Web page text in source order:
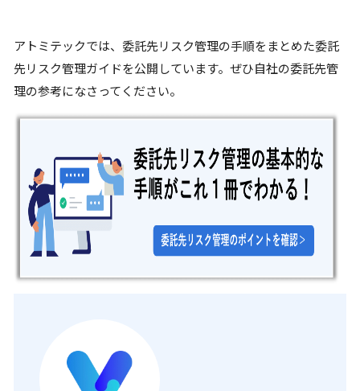
アトミテックでは、委託先リスク管理の手順をまとめた委託
先リスク管理ガイドを公開しています。ぜひ自社の委託先管
理の参考になさってください。